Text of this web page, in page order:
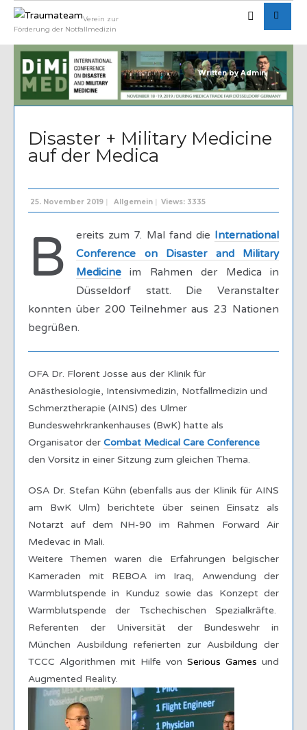
Verein zur
Förderung der Notfallmedizin
Written byAdmin
Disaster + Military Medicine
auf der Medica
25. November 2019 Allgemein Views: 3335
B ereits zum 7. Mal fand die International
Conference on Disaster and Military
Medicine im Rahmen der Medica in
Düsseldorf statt. Die Veranstalter
konnten über 200 Teilnehmer aus 23 Nationen
begrüßen.
OFA Dr. Florent Josse aus der Klinik für
Anästhesiologie, Intensivmedizin, Notfallmedizin und
Schmerztherapie (AINS) des Ulmer
Bundeswehrkrankenhauses (BwK) hatte als
Organisator der Combat Medical Care Conference
den Vorsitz in einer Sitzung zum gleichen Thema.
OSA Dr. Stefan Kühn (ebenfalls aus der Klinik für AINS
am BwK Ulm) berichtete über seinen Einsatz als
Notarzt auf dem NH-90 im Rahmen Forward Air
Medevac in Mali.
Weitere Themen waren die Erfahrungen belgischer
Kameraden mit REBOA im Iraq, Anwendung der
Warmblutspende in Kunduz sowie das Konzept der
Warmblutspende der Tschechischen Spezialkräfte.
Referenten der Universität der Bundeswehr in
München Ausbildung referierten zur Ausbildung der
TCCC Algorithmen mit Hilfe von Serious Games und
Augmented Reality.